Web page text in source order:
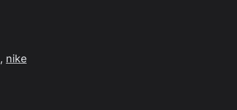
, nike